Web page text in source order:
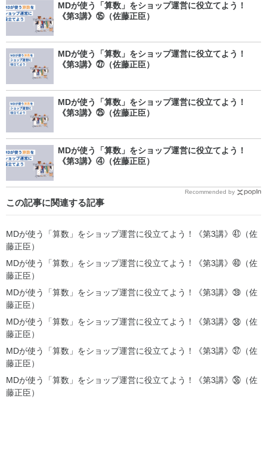
MDが使う「算数」をショップ運営に役立てよう！
《第3講》⑮（佐藤正臣）
MDが使う「算数」をショップ運営に役立てよう！
《第3講》㉗（佐藤正臣）
MDが使う「算数」をショップ運営に役立てよう！
《第3講》㉕（佐藤正臣）
MDが使う「算数」をショップ運営に役立てよう！
《第3講》④（佐藤正臣）
Recommended by
この記事に関連する記事
MDが使う「算数」をショップ運営に役立てよう！《第3講》㊶（佐
藤正臣）
MDが使う「算数」をショップ運営に役立てよう！《第3講》㊵（佐
藤正臣）
MDが使う「算数」をショップ運営に役立てよう！《第3講》㊴（佐
藤正臣）
MDが使う「算数」をショップ運営に役立てよう！《第3講》㊳（佐
藤正臣）
MDが使う「算数」をショップ運営に役立てよう！《第3講》㊲（佐
藤正臣）
MDが使う「算数」をショップ運営に役立てよう！《第3講》㊱（佐
藤正臣）